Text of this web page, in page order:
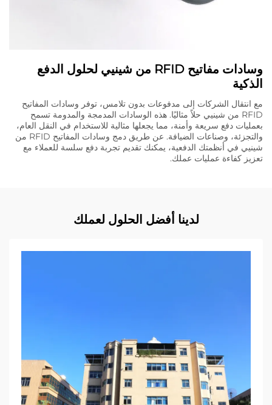
وسادات مفاتيح RFID من شينيي لحلول الدفع
الذكية
مع انتقال الشركات إلى مدفوعات بدون تلامس، توفر وسادات المفاتيح
RFID من شينيي حلاً مثاليًا. هذه الوسادات المدمجة والمدومة تسمح
بعمليات دفع سريعة وأمنة، مما يجعلها مثالية للاستخدام في النقل العام،
والتجزئة، وصناعات الضيافة. عن طريق دمج وسادات المفاتيح RFID من
شينيي في أنظمتك الدفعية، يمكنك تقديم تجربة دفع سلسة للعملاء مع
تعزيز كفاءة عمليات عملك.
لدينا أفضل الحلول لعملك